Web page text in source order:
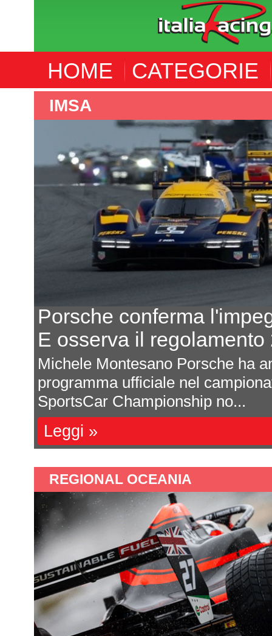
HOME CATEGORIE
WEC
Portland - Qualifica
Rosenqvist batte
Carlo Luciani A distanza
appuntamento di
nuovamente in pista per
REGIONAL OCEANIA